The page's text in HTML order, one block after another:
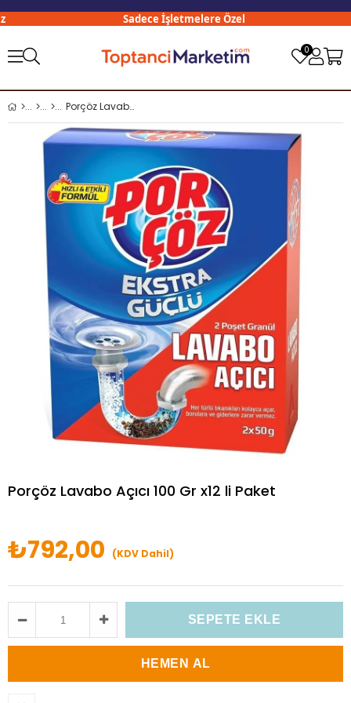
Sadece İşletmelere Özel
0
Porçöz Lavabo Açıcı 100 Gr x12 li Paket
Porçöz Lavabo Açıcı 100 Gr x12 li Paket
₺792,00 (KDV Dahil)